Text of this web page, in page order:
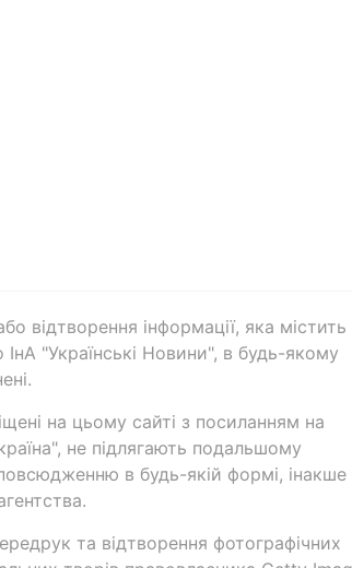
відтворення інформації, яка містить
ІнА "Українські Новини", в будь-якому
на цьому сайті з посиланням на
не підлягають подальшому
в будь-якій формі, інакше
та відтворення фотографічних